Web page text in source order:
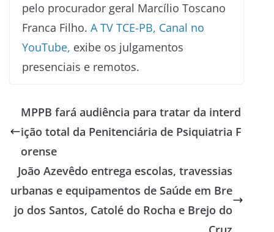
pelo procurador geral Marcílio Toscano
Franca Filho. A TV TCE-PB, Canal no
YouTube, exibe os julgamentos
presenciais e remotos.
MPPB fará audiência para tratar da interd
ição total da Penitenciária de Psiquiatria F
orense
João Azevêdo entrega escolas, travessias
urbanas e equipamentos de Saúde em Bre
jo dos Santos, Catolé do Rocha e Brejo do